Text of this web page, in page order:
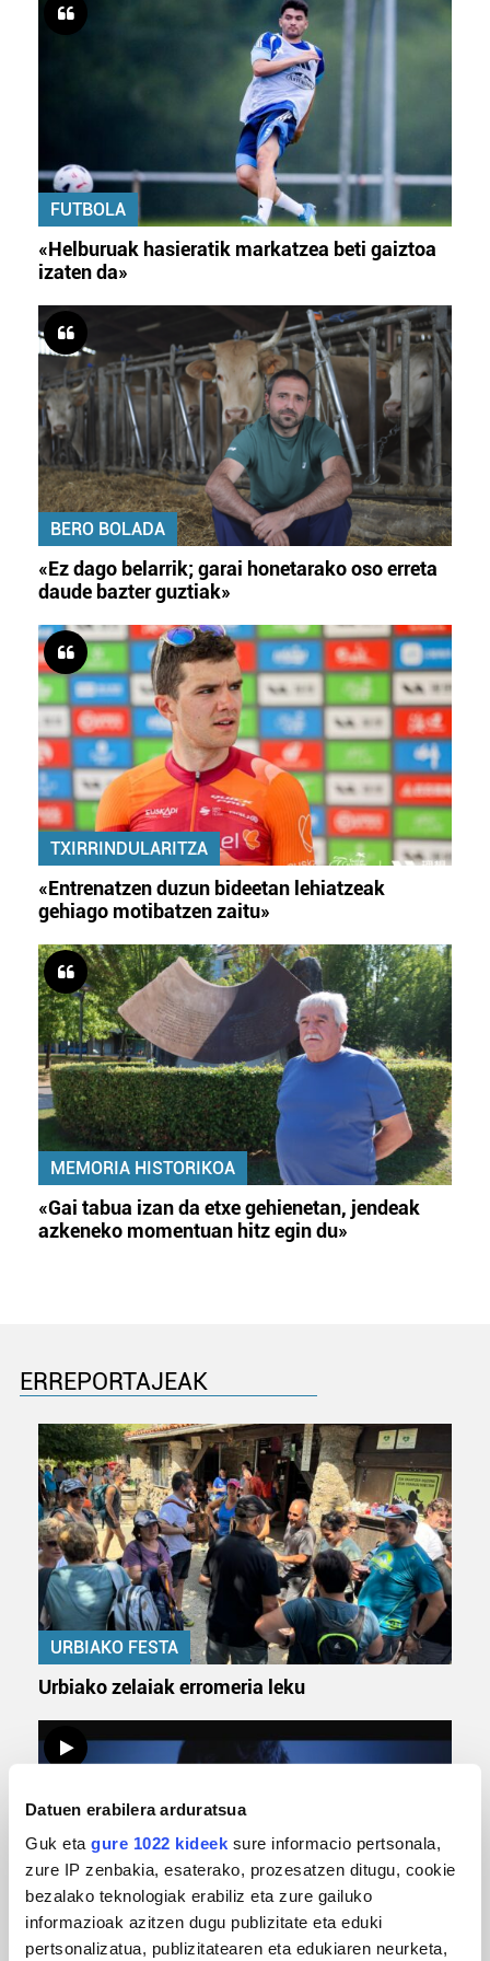
Datuen erabilera arduratsua
Guk eta gure 1022 kideek sure informacio pertsonala,
zure IP zenbakia, esaterako, prozesatzen ditugu, cookie
bezalako teknologiak erabiliz eta zure gailuko
informazioak azitzen dugu publizitate eta eduki
pertsonalizatua, publizitatearen eta edukiaren neurketa,
FUTBOLA
«Helburuak hasieratik markatzea beti gaiztoa
izaten da»
BERO BOLADA
«Ez dago belarrik; garai honetarako oso erreta
daude bazter guztiak»
TXIRRINDULARITZA
«Entrenatzen duzun bideetan lehiatzeak
gehiago motibatzen zaitu»
MEMORIA HISTORIKOA
«Gai tabua izan da etxe gehienetan, jendeak
azkeneko momentuan hitz egin du»
ERREPORTAJEAK
URBIAKO FESTA
Urbiako zelaiak erromeria leku
MUSIKA